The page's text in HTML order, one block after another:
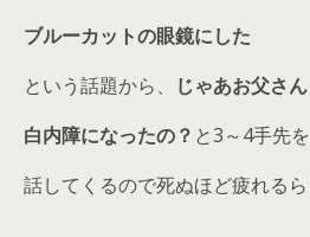
ブルーカットの眼鏡にした
という話題から、
じゃあお父さん
白内障になったの？ と3～4手先を
話してくるので死ぬほど疲れるら